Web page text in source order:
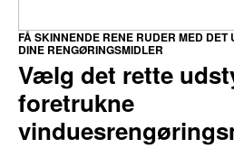
Vælg det rette
foretrukne
FÅ SKINNENDE RENE RUDER MED DET
DINE RENGØRINGSMIDLER